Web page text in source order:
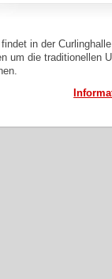
in der
um die traditionellen